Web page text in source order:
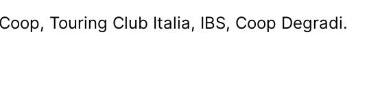
Touring Club Italia, IBS, Coop Degradi.